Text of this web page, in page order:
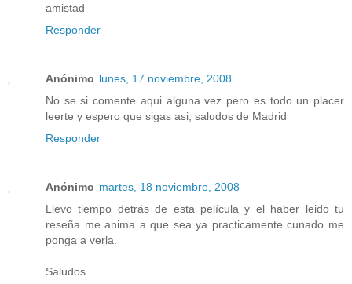
amistad
Responder
Anónimo lunes, 17 noviembre, 2008
No se si comente aqui alguna vez pero es todo un placer
leerte y espero que sigas asi, saludos de Madrid
Responder
Anónimo martes, 18 noviembre, 2008
Llevo tiempo detrás de esta película y el haber leido tu
reseña me anima a que sea ya practicamente cunado me
ponga a verla.
Saludos...